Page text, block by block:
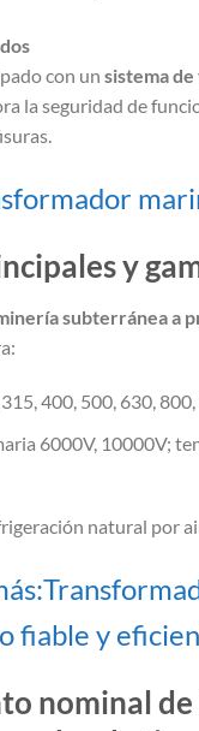
con un sistema
la seguridad de
y
subterránea a
400, 500, 630,
6000V, 10000V;
natural por
fiable y
nominal